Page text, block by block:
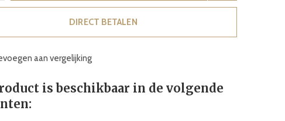
DIRECT BETALEN
aan vergelijking
is beschikbaar in de volgende